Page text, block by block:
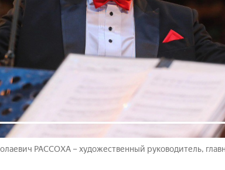
РАССОХА – художественный руководитель,